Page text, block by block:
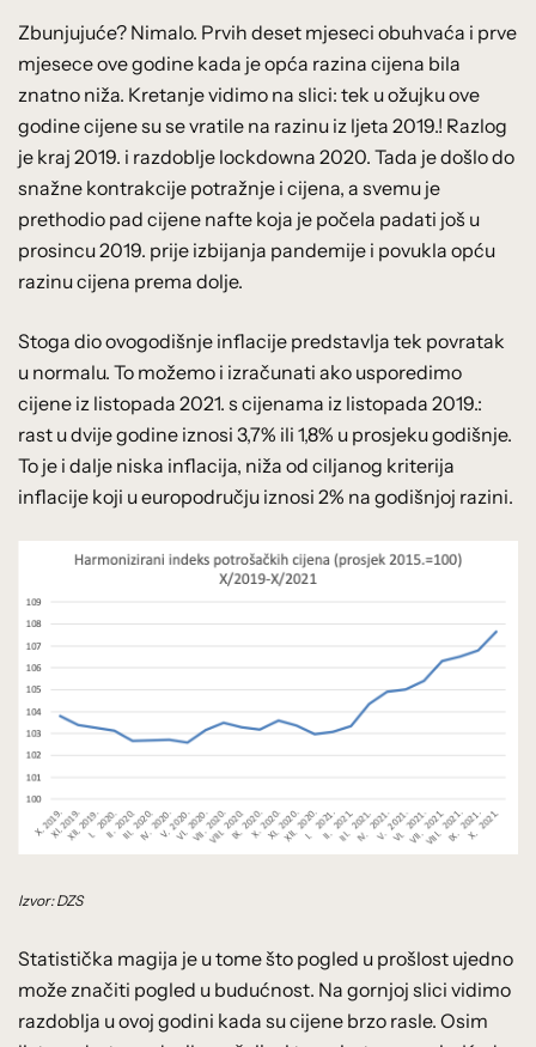
Zbunjujuće? Nimalo. Prvih deset mjeseci obuhvaća i prve
mjesece ove godine kada je opća razina cijena bila
znatno niža. Kretanje vidimo na slici: tek u ožujku ove
godine cijene su se vratile na razinu iz ljeta 2019.! Razlog
je kraj 2019. i razdoblje lockdowna 2020. Tada je došlo do
snažne kontrakcije potražnje i cijena, a svemu je
prethodio pad cijene nafte koja je počela padati još u
prosincu 2019. prije izbijanja pandemije i povukla opću
razinu cijena prema dolje.
Stoga dio ovogodišnje inflacije predstavlja tek povratak
u normalu. To možemo i izračunati ako usporedimo
cijene iz listopada 2021. s cijenama iz listopada 2019.:
rast u dvije godine iznosi 3,7% ili 1,8% u prosjeku godišnje.
To je i dalje niska inflacija, niža od ciljanog kriterija
inflacije koji u europodručju iznosi 2% na godišnjoj razini.
Izvor: DZS
Statistička magija je u tome što pogled u prošlost ujedno
može značiti pogled u budućnost. Na gornjoj slici vidimo
razdoblja u ovoj godini kada su cijene brzo rasle. Osim